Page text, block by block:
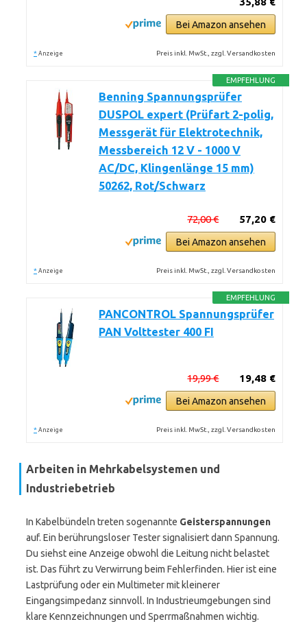
Bei Amazon ansehen
* Anzeige Preis inkl. MwSt., zzgl. Versandkosten
EMPFEHLUNG
Benning Spannungsprüfer
DUSPOL expert (Prüfart 2-polig,
Messgerät für Elektrotechnik,
Messbereich 12 V - 1000 V
AC/DC, Klingenlänge 15 mm)
50262, Rot/Schwarz
57,20 €
72,00 €
Bei Amazon ansehen
* Anzeige Preis inkl. MwSt., zzgl. Versandkosten
EMPFEHLUNG
PANCONTROL Spannungsprüfer
PAN Volttester 400 FI
19,48 €
19,99 €
Bei Amazon ansehen
* Anzeige Preis inkl. MwSt., zzgl. Versandkosten
Arbeiten in Mehrkabelsystemen und
Industriebetrieb
In Kabelbündeln treten sogenannte Geisterspannungen
auf. Ein berührungsloser Tester signalisiert dann Spannung.
Du siehst eine Anzeige obwohl die Leitung nicht belastet
ist. Das führt zu Verwirrung beim Fehlerfinden. Hier ist eine
Lastprüfung oder ein Multimeter mit kleinerer
Eingangsimpedanz sinnvoll. In Industrieumgebungen sind
klare Kennzeichnungen und Sperrmaßnahmen wichtig.